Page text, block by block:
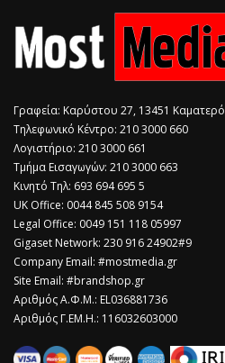
Γραφεία: Καρύστου 27, 13451 Καματερό
Τηλεφωνικό Κέντρο: 210 3000 660
Λογιστήριο: 210 3000 661
Τμήμα Εισαγωγών: 210 3000 663
Κινητό Τηλ: 693 694 695 5
​UK Office: 0044 845 508 9154
Legal Office: 0049 151 118 05997
Gigaset Network: 230 916 24902#9
Company Email: #mostmedia.gr
Site Email: #brandshop.gr
Αριθμός Α.Φ.Μ.: EL036881736
Αριθμός Γ.ΕΜ.Η.: 116032603000